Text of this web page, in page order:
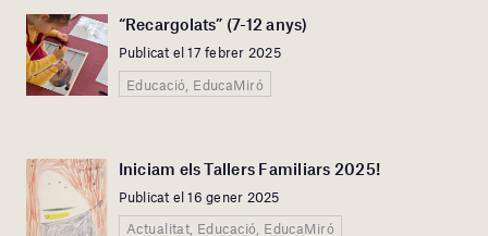
“Recargolats” (7-12 anys)
Publicat el 17 febrer 2025
Educació, EducaMiró
Iniciam els Tallers Familiars 2025!
Publicat el 16 gener 2025
Actualitat, Educació, EducaMiró